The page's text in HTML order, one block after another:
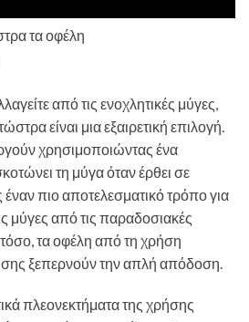
τα οφέλη
από τις ενοχλητικές μύγες,
είναι μια εξαιρετική επιλογή.
χρησιμοποιώντας ένα
τη μύγα όταν έρθει σε
πιο αποτελεσματικό τρόπο για
μύγες από τις παραδοσιακές
τα οφέλη από τη χρήση
ξεπερνούν την απλή απόδοση.
πλεονεκτήματα της χρήσης